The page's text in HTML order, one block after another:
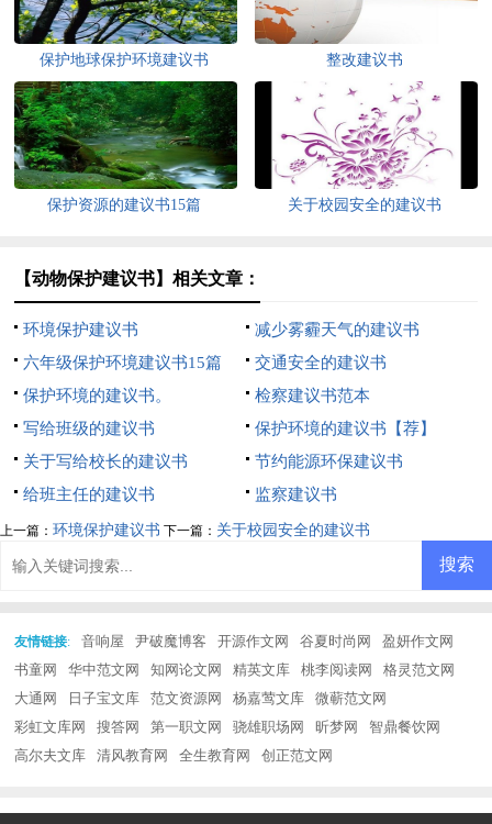
保护地球保护环境建议书 整改建议书
保护资源的建议书15篇 关于校园安全的建议书
【动物保护建议书】相关文章：
环境保护建议书
减少雾霾天气的建议书
六年级保护环境建议书15篇
交通安全的建议书
保护环境的建议书。
检察建议书范本
写给班级的建议书
保护环境的建议书【荐】
关于写给校长的建议书
节约能源环保建议书
给班主任的建议书
监察建议书
上一篇： 环境保护建议书 下一篇： 关于校园安全的建议书
友情链接: 音响屋 尹破魔博客 开源作文网 谷夏时尚网
盈妍作文网
书童网
华中范文网 知网论文网 精英文库 桃李阅读网
格灵范文网
大通网
日子宝文库 范文资源网 杨嘉莺文库
微蕲范文网
彩虹文库网
搜答网 第一职文网 骁雄职场网 昕梦网
智鼎餐饮网
高尔夫文库
清风教育网 全生教育网 创正范文网